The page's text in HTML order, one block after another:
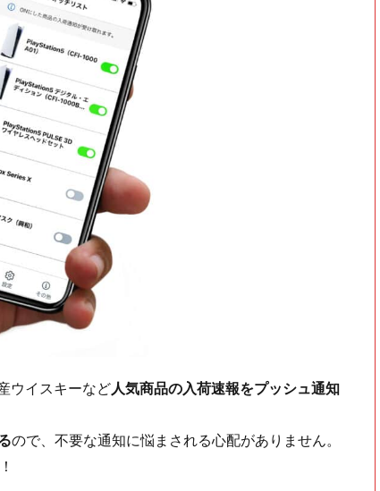
ウイスキーなど人気商品の入荷速報をプッシュ通知
ので、不要な通知に悩まされる心配がありません。